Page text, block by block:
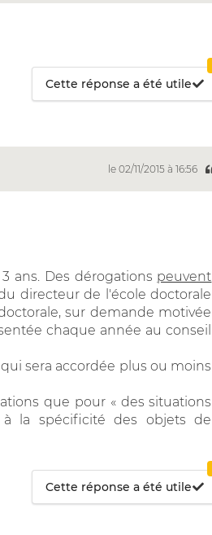
Cette réponse a été utile
le 02/11/2015 à 16:56
ans. Des dérogations peuvent
directeur de l'école doctorale
sur demande motivée
chaque année au conseil
sera accordée plus ou moins
que pour « des situations
à la spécificité des objets de
Cette réponse a été utile